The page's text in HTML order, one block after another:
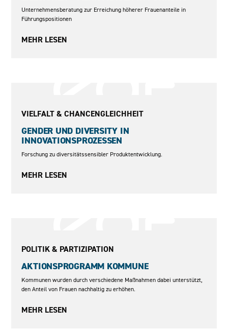
Unternehmensberatung zur Erreichung höherer Frauenanteile in
Führungspositionen
MEHR LESEN
VIELFALT & CHANCENGLEICHHEIT
GENDER UND DIVERSITY IN
INNOVATIONSPROZESSEN
Forschung zu diversitätssensibler Produktentwicklung.
MEHR LESEN
POLITIK & PARTIZIPATION
AKTIONSPROGRAMM KOMMUNE
Kommunen wurden durch verschiedene Maßnahmen dabei unterstützt,
den Anteil von Frauen nachhaltig zu erhöhen.
MEHR LESEN